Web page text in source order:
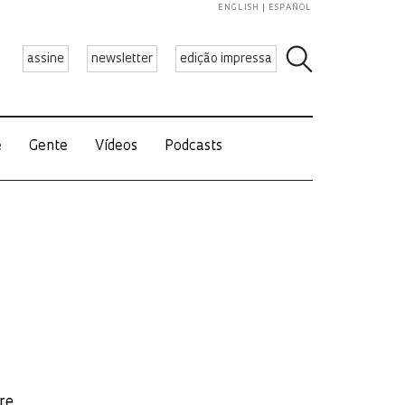
assine newsletter edição impressa
ENGLISH ESPAÑOL
Gente Vídeos Podcasts